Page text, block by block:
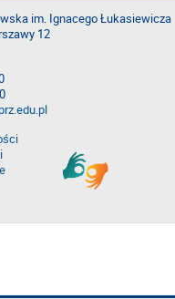
im. Ignacego Łukasiewicza
12